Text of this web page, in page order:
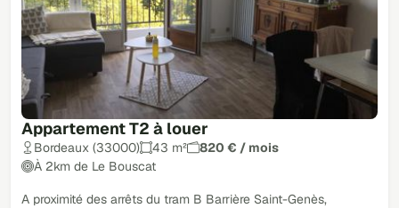
Appartement T2 à louer
Bordeaux (33000) 43 m²
820 € / mois
À 2km de Le Bouscat
A proximité des arrêts du tram B Barrière Saint-Genès,